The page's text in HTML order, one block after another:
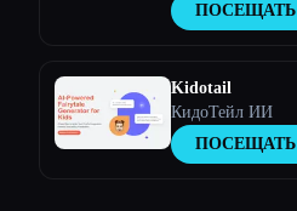
ПОСЕЩАТЬ
Kidotail
КидоТейл ИИ
ПОСЕЩАТЬ